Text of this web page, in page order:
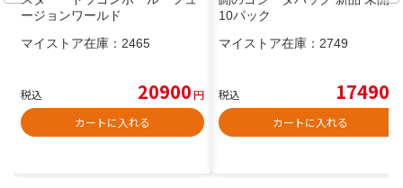
ージョンワールド
マイストア在庫： 2465
税込 20900円
カートに入れる
10パック
マイストア在庫： 2749
税込 17490
カートに入れる